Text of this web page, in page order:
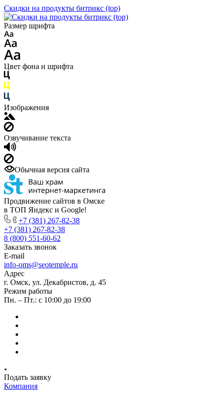
Скидки на продукты битрикс (top)
Размер шрифта
Цвет фона и шрифта
Изображения
Озвучивание текста
Обычная версия сайта
Продвижение сайтов в Омске
в ТОП Яндекс и Google!
+7 (381) 267-82-38
+7 (381) 267-82-38
8 (800) 551-60-62
Заказать звонок
E-mail
info-oms@seotemple.ru
Адрес
г. Омск, ул. Декабристов, д. 45
Режим работы
Пн. – Пт.: с 10:00 до 19:00
Подать заявку
Компания